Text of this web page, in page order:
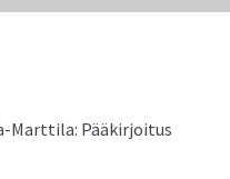
Mart­ti­la: Pääkirjoitus